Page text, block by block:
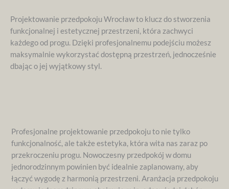
Projektowanie przedpokoju Wrocław to klucz do stworzenia
funkcjonalnej i estetycznej przestrzeni, która zachwyci
każdego od progu. Dzięki profesjonalnemu podejściu możesz
maksymalnie wykorzystać dostępną przestrzeń, jednocześnie
dbając o jej wyjątkowy styl.
Profesjonalne projektowanie przedpokoju to nie tylko
funkcjonalność, ale także estetyka, która wita nas zaraz po
przekroczeniu progu. Nowoczesny przedpokój w domu
jednorodzinnym powinien być idealnie zaplanowany, aby
łączyć wygodę z harmonią przestrzeni. Aranżacja przedpokoju